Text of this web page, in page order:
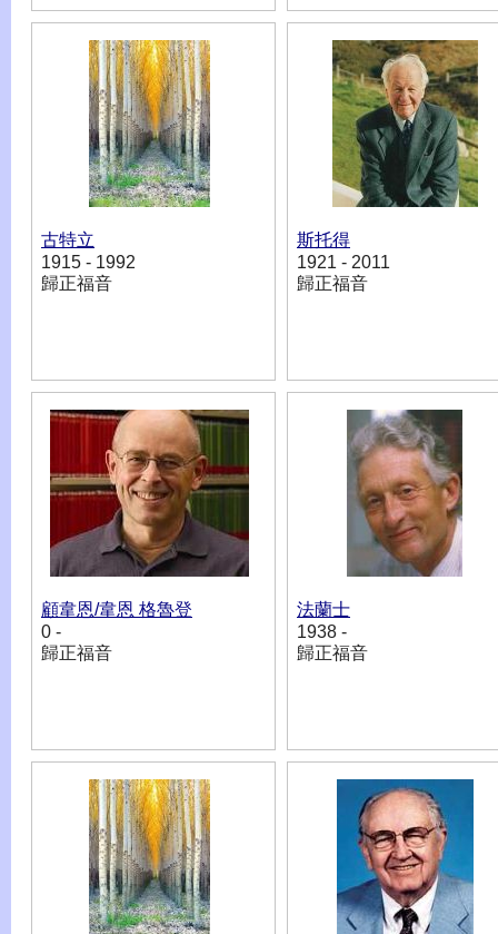
古特立
1915 - 1992
歸正福音
斯托得
1921 - 2011
歸正福音
顧韋恩/韋恩 格魯登
0 -
歸正福音
法蘭士
1938 -
歸正福音